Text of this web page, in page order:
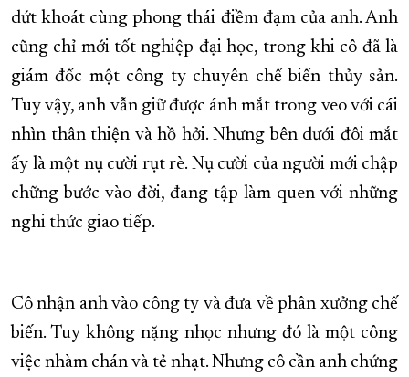
dứt khoát cùng phong thái điềm đạm của anh. Anh
cũng chỉ mới tốt nghiệp đại học, trong khi cô đã là
giám đốc một công ty chuyên chế biến thủy sản.
Tuy vậy, anh vẫn giữ được ánh mắt trong veo với cái
nhìn thân thiện và hồ hởi. Nhưng bên dưới đôi mắt
ấy là một nụ cười rụt rè. Nụ cười của người mới chập
chững bước vào đời, đang tập làm quen với những
nghi thức giao tiếp.
Cô nhận anh vào công ty và đưa về phân xưởng chế
biến. Tuy không nặng nhọc nhưng đó là một công
việc nhàm chán và tẻ nhạt. Nhưng cô cần anh chứng